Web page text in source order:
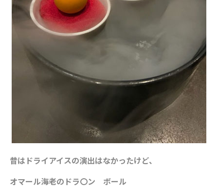
昔はドライアイスの演出はなかったけど、
オマール海老のドラ〇ン ボール